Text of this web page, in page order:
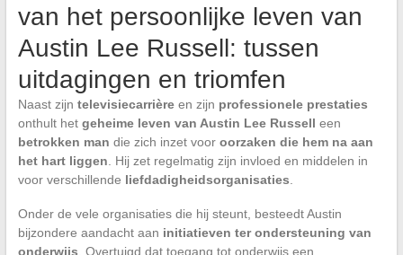
van het persoonlijke leven van
Austin Lee Russell: tussen
uitdagingen en triomfen
Naast zijn televisiecarrièreen zijn professionele prestaties
onthult het geheime leven van Austin Lee Russell een
betrokken man die zich inzet voor oorzaken die hem na aan
het hart liggen . Hij zet regelmatig zijn invloed en middelen in
voor verschillende liefdadigheidsorganisaties
Onder de vele organisaties die hij steunt, besteedt Austin
bijzondere aandacht aan initiatieven ter ondersteuning van
onderwijs . Overtuigd dat toegang tot onderwijs een